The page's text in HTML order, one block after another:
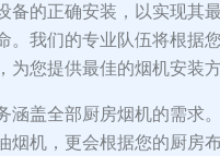
备的正确安装，以实现其
。我们的专业队伍将根据
为您提供最佳的烟机安装方
涵盖全部厨房烟机的需求
烟机，更会根据您的厨房